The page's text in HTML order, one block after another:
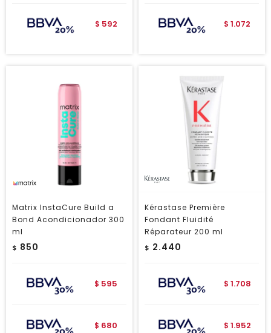
$ 592 $ 1.072
Matrix InstaCure Build a
Bond Acondicionador 300
ml
$ 850
$ 595
$ 680
Kérastase Première
Fondant Fluidité
Réparateur 200 ml
$ 2.440
$ 1.708
$ 1.952